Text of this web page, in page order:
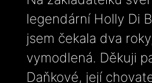
legendární Holly Di
jsem čekala dva
vymodlená. Děkuji
Daňkové, její